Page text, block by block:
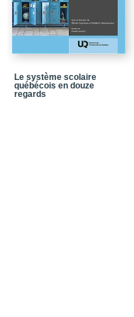
Le système scolaire
québécois en douze
regards